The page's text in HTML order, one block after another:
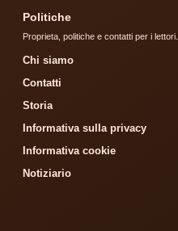
Politiche
Proprieta, politiche e contatti per i lettori.
Chi siamo
Contatti
Storia
Informativa sulla privacy
Informativa cookie
Notiziario